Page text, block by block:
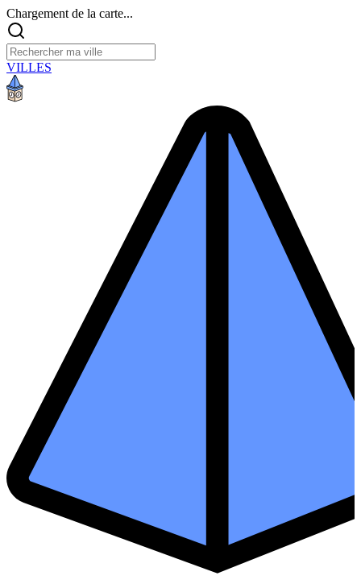
Chargement de la carte...
VILLES